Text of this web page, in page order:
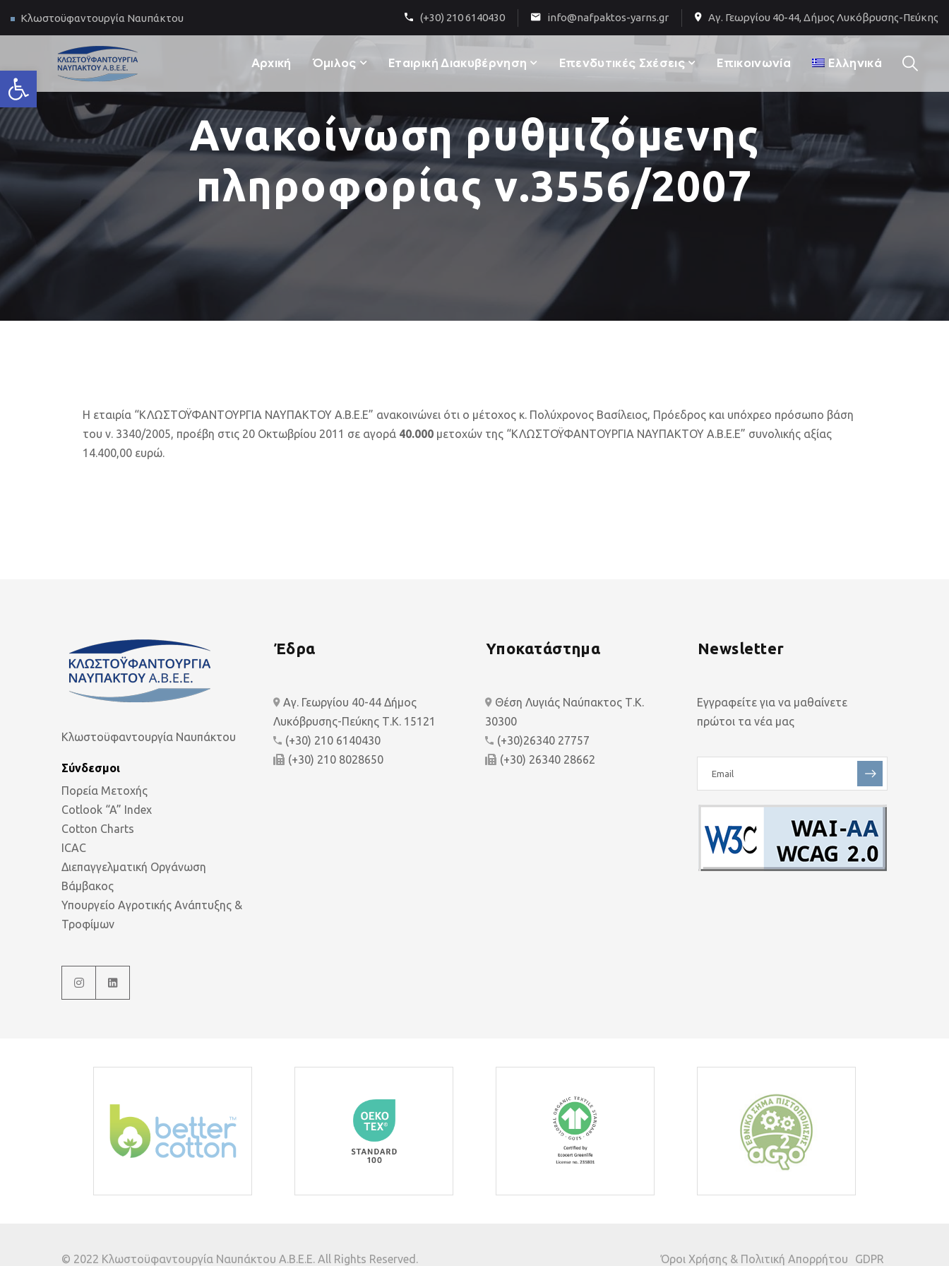
Ανοίξτε τη γραμμή εργαλείων
Κλωστοϋφαντουργία Ναυπάκτου (+30) 210 6140430 info@nafpaktos-yarns.gr Αγ. Γεωργίου 40-44, Δήμος Λυκόβρυσης-Πεύκης
Αρχική Όμιλος Εταιρική Διακυβέρνηση Επενδυτικές Σχέσεις Επικοινωνία Ελληνικά
Ανακοίνωση ρυθμιζόμενης
πληροφορίας ν.3556/2007
Η εταιρία “ΚΛΩΣΤΟΫΦΑΝΤΟΥΡΓΙΑ ΝΑΥΠΑΚΤΟΥ Α.Β.Ε.Ε” ανακοινώνει ότι ο μέτοχος κ. Πολύχρονος Βασίλειος, Πρόεδρος και υπόχρεο πρόσωπο βάση
του ν. 3340/2005, προέβη στις 20 Οκτωβρίου 2011 σε αγορά 40.000 μετοχών της “ΚΛΩΣΤΟΫΦΑΝΤΟΥΡΓΙΑ ΝΑΥΠΑΚΤΟΥ Α.Β.Ε.Ε” συνολικής αξίας
14.400,00 ευρώ.
Κλωστοϋφαντουργία Ναυπάκτου
Σύνδεσμοι
Πορεία Μετοχής
Cotlook “A” Index
Cotton Charts
ICAC
Διεπαγγελματική Οργάνωση
Βάμβακος
Υπουργείο Αγροτικής Ανάπτυξης &
Τροφίμων
Έδρα
Αγ. Γεωργίου 40-44 Δήμος
Λυκόβρυσης-Πεύκης Τ.Κ. 15121
(+30) 210 6140430
(+30) 210 8028650
Υποκατάστημα
Θέση Λυγιάς Ναύπακτος Τ.Κ.
30300
(+30)26340 27757
(+30) 26340 28662
Newsletter
Εγγραφείτε για να μαθαίνετε
πρώτοι τα νέα μας
© 2022 Κλωστοϋφαντουργία Ναυπάκτου Α.Β.Ε.Ε. All Rights Reserved. Όροι Χρήσης & Πολιτική Απορρήτου GDPR